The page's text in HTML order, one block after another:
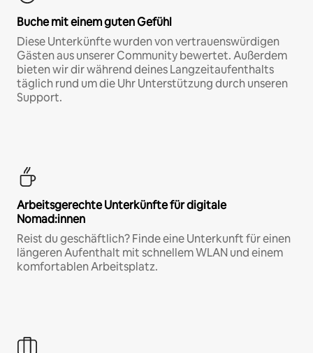
Buche mit einem guten Gefühl
Diese Unterkünfte wurden von vertrauenswürdigen
Gästen aus unserer Community bewertet. Außerdem
bieten wir dir während deines Langzeitaufenthalts
täglich rund um die Uhr Unterstützung durch unseren
Support.
Arbeitsgerechte Unterkünfte für digitale
Nomad:innen
Reist du geschäftlich? Finde eine Unterkunft für einen
längeren Aufenthalt mit schnellem WLAN und einem
komfortablen Arbeitsplatz.